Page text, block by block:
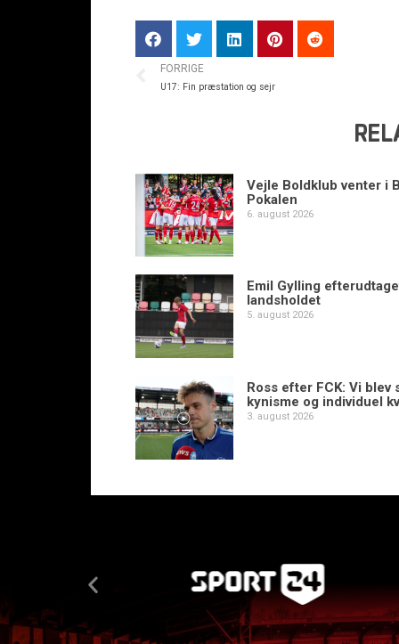
FORRIGE
U17: Fin præstation og sejr
Vejle Boldklub venter i
Pokalen
6. august 2026
Emil Gylling
landsholdet
5. august 2026
Ross efter FCK: Vi blev
kynisme og individuel
3. august 2026